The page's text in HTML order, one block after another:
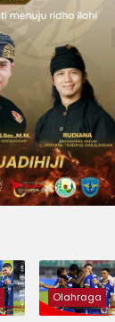
Olahraga